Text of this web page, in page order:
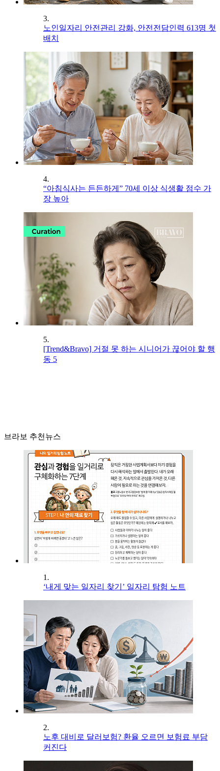
3.
노인일자리 안전관리 강화, 안전전담인력 613명 첫
배치
4.
“아침식사는 든든하게” 70세 이상 식생활 점수 가
장 높아
5.
[Trend&Bravo] 거절 못 하는 시니어가 끊어야 할 행
동 5
브라보 추천뉴스
1.
‘내게 맞는 일자리 찾기’ 일자리 탐험 노트
2.
노후 대비로 달러보험? 환율 오르면 보험료 부담
커진다